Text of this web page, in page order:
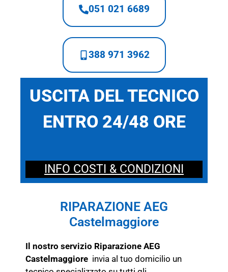
051 021 6689
388 971 3962
USCITA DEL TECNICO
ENTRO 24/48 ORE
INFO COSTI & CONDIZIONI
RIPARAZIONE AEG
Castelmaggiore
Il nostro servizio Riparazione AEG
Castelmaggiore invia al tuo domicilio un